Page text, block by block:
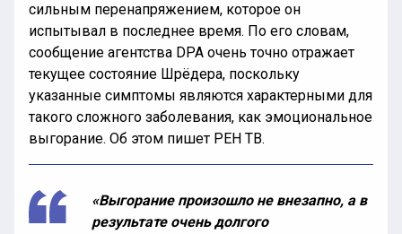
сильным перенапряжением, которое он
испытывал в последнее время. По его словам,
сообщение агентства DPA очень точно отражает
текущее состояние Шрёдера, поскольку
указанные симптомы являются характерными для
такого сложного заболевания, как эмоциональное
выгорание. Об этом пишет РЕН ТВ.
«Выгорание произошло не внезапно, а в
результате очень долгого